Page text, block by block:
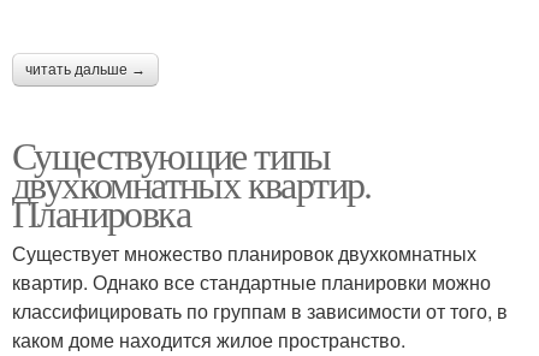
читать дальше →
Существующие типы
двухкомнатных квартир.
Планировка
Существует множество планировок двухкомнатных
квартир. Однако все стандартные планировки можно
классифицировать по группам в зависимости от того, в
каком доме находится жилое пространство.